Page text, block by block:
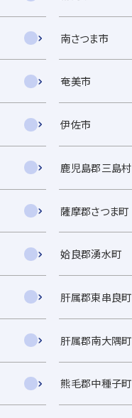
南さつま市
奄美市
伊佐市
鹿児島郡三島村
薩摩郡さつま町
姶良郡湧水町
肝属郡東串良町
肝属郡南大隅町
熊毛郡中種子町